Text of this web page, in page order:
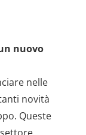
nuovo
nelle
novità
Queste